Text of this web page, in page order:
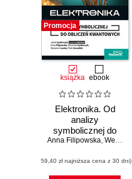
Promocja
książka ebook
Elektronika. Od
analizy
symbolicznej do
obliczeń
Anna Filipowska, Weronika Izydorczyk
(59,40 zł najniższa cena z 30 dni)